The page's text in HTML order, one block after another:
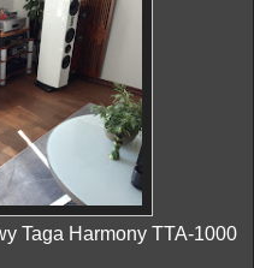
Taga Harmony TTA-1000